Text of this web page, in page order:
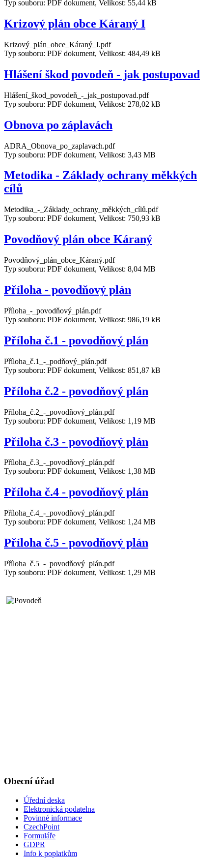
Typ souboru: PDF dokument, Velikost: 55,44 kB
Krizový plán obce Káraný I
Krizový_plán_obce_Káraný_I.pdf
Typ souboru: PDF dokument, Velikost: 484,49 kB
Hlášení škod povodeň - jak postupovad
Hlášení_škod_povodeň_-_jak_postupovad.pdf
Typ souboru: PDF dokument, Velikost: 278,02 kB
Obnova po záplavách
ADRA_Obnova_po_zaplavach.pdf
Typ souboru: PDF dokument, Velikost: 3,43 MB
Metodika - Základy ochrany měkkých
cílů
Metodika_-_Základy_ochrany_měkkých_cílů.pdf
Typ souboru: PDF dokument, Velikost: 750,93 kB
Povodňový plán obce Káraný
Povodňový_plán_obce_Káraný.pdf
Typ souboru: PDF dokument, Velikost: 8,04 MB
Příloha - povodňový plán
Příloha_-_povodňový_plán.pdf
Typ souboru: PDF dokument, Velikost: 986,19 kB
Příloha č.1 - povodňový plán
Příloha_č.1_-_podňový_plán.pdf
Typ souboru: PDF dokument, Velikost: 851,87 kB
Příloha č.2 - povodňový plán
Příloha_č.2_-_povodňový_plán.pdf
Typ souboru: PDF dokument, Velikost: 1,19 MB
Příloha č.3 - povodňový plán
Příloha_č.3_-_povodňový_plán.pdf
Typ souboru: PDF dokument, Velikost: 1,38 MB
Příloha č.4 - povodňový plán
Příloha_č.4_-_povodňový_plán.pdf
Typ souboru: PDF dokument, Velikost: 1,24 MB
Příloha č.5 - povodňový plán
Příloha_č.5_-_povodňový_plán.pdf
Typ souboru: PDF dokument, Velikost: 1,29 MB
Obecní úřad
Úřední deska
Elektronická podatelna
Povinné informace
CzechPoint
Formuláře
GDPR
Info k poplatkům